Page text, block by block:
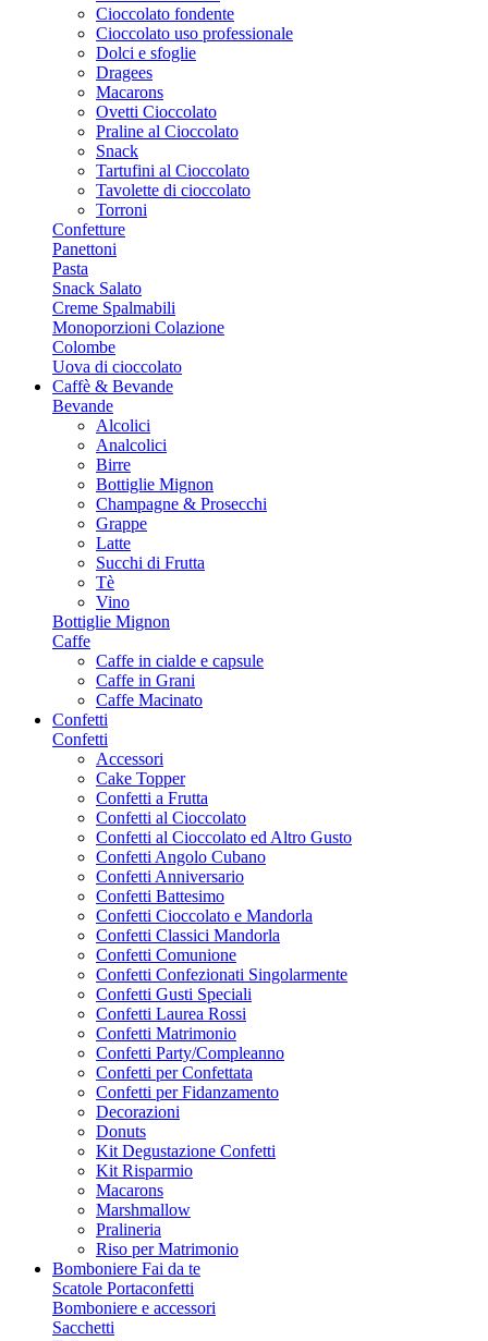
Cioccolato fondente
Cioccolato uso professionale
Dolci e sfoglie
Dragees
Macarons
Ovetti Cioccolato
Praline al Cioccolato
Snack
Tartufini al Cioccolato
Tavolette di cioccolato
Torroni
Confetture
Panettoni
Pasta
Snack Salato
Creme Spalmabili
Monoporzioni Colazione
Colombe
Uova di cioccolato
Caffè & Bevande
Bevande
Alcolici
Analcolici
Birre
Bottiglie Mignon
Champagne & Prosecchi
Grappe
Latte
Succhi di Frutta
Tè
Vino
Bottiglie Mignon
Caffe
Caffe in cialde e capsule
Caffe in Grani
Caffe Macinato
Confetti
Confetti
Accessori
Cake Topper
Confetti a Frutta
Confetti al Cioccolato
Confetti al Cioccolato ed Altro Gusto
Confetti Angolo Cubano
Confetti Anniversario
Confetti Battesimo
Confetti Cioccolato e Mandorla
Confetti Classici Mandorla
Confetti Comunione
Confetti Confezionati Singolarmente
Confetti Gusti Speciali
Confetti Laurea Rossi
Confetti Matrimonio
Confetti Party/Compleanno
Confetti per Confettata
Confetti per Fidanzamento
Decorazioni
Donuts
Kit Degustazione Confetti
Kit Risparmio
Macarons
Marshmallow
Pralineria
Riso per Matrimonio
Bomboniere Fai da te
Scatole Portaconfetti
Bomboniere e accessori
Sacchetti